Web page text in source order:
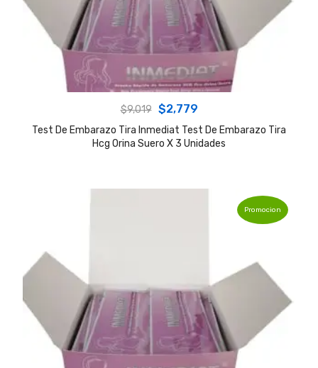
$9,019 Original
price
was:
$2,779Current
price
is:
Test De Embarazo Tira Inmediat Test De Embarazo Tira
Hcg Orina Suero X 3 Unidades
Promocion